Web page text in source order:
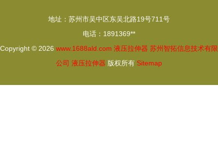
地址：苏州市吴中区东吴北路19号711号
电话：1891369**
Copyright © 2026 www.1688ald.com 液压拉伸器 苏州智拓信息技术有限
公司 液压拉伸器 版权所有 Sitemap